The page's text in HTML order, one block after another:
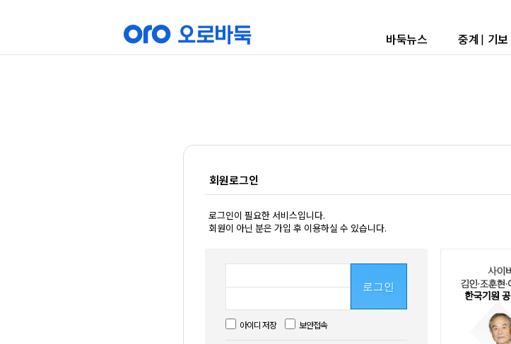
바둑뉴스 중계 | 기보
회원로그인
로그인이 필요한 서비스입니다.
회원이 아닌 분은 가입 후 이용하실 수 있습니다.
로그인
아이디 저장 보안접속